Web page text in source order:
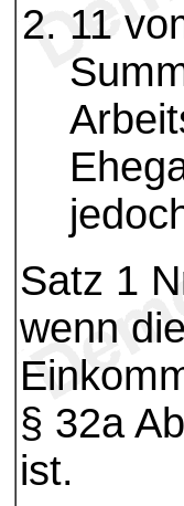
11
Satz 1
wenn
§ 32a
ist.